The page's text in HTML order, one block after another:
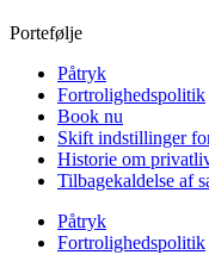
Portefølje
Påtryk
Fortrolighedspolitik
Book nu
Skift indstillinger
Historie om
Tilbagekaldelse af
Påtryk
Fortrolighedspolitik